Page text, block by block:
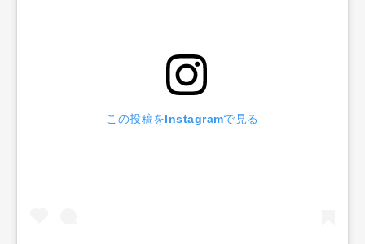
この投稿をInstagramで見る